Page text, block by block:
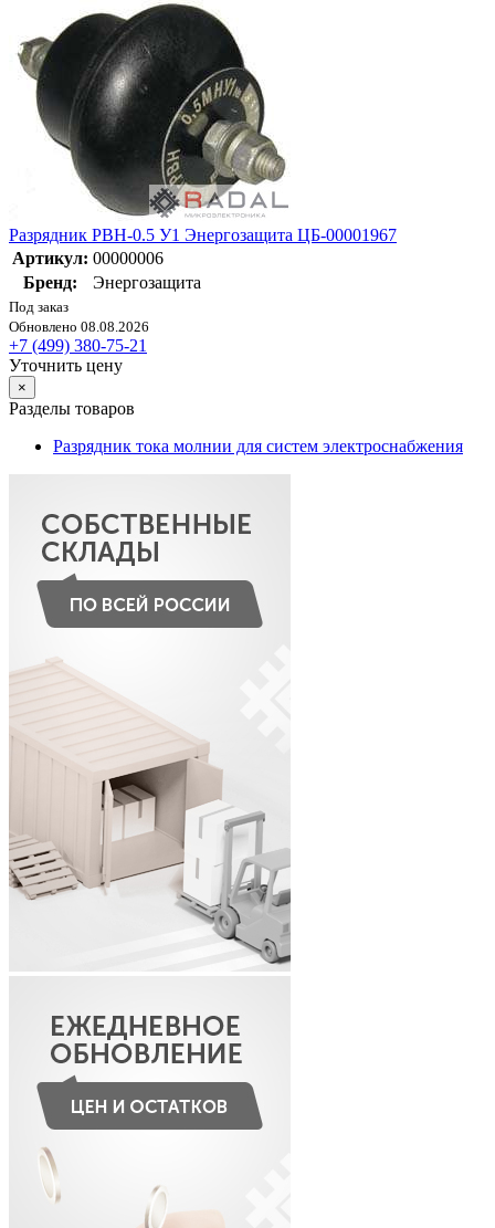
Разрядник РВН-0.5 У1 Энергозащита ЦБ-00001967
Артикул: 00000006
Бренд:
Энергозащита
Под заказ
Обновлено 08.08.2026
+7 (499) 380-75-21
Уточнить цену
×
Разделы товаров
Разрядник тока молнии для систем электроснабжения